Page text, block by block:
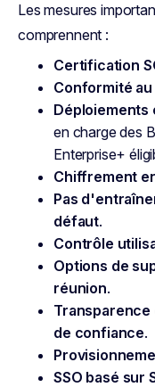
Les mesures
comprennent :
Certification
Conformité au
Déploiements
en charge des
Enterprise+
Chiffrement
Pas
défaut.
Contrôle
Options de
réunion.
de confiance.
SSO basé sur